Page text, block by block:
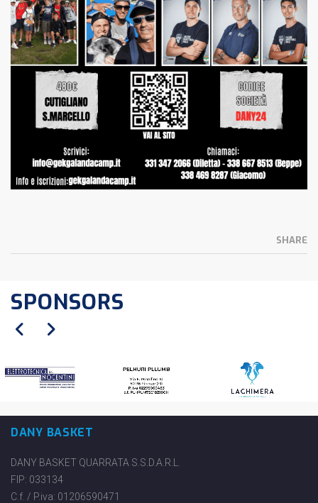
SHARE
SPONSORS
DANY BASKET
DANY BASKET QUARRATA S.S.D.A.R.L.
FIP: 033134
C.f. / P.iva: 01206590471